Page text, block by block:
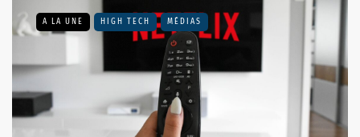
A LA UNE HIGH TECH MÉDIAS